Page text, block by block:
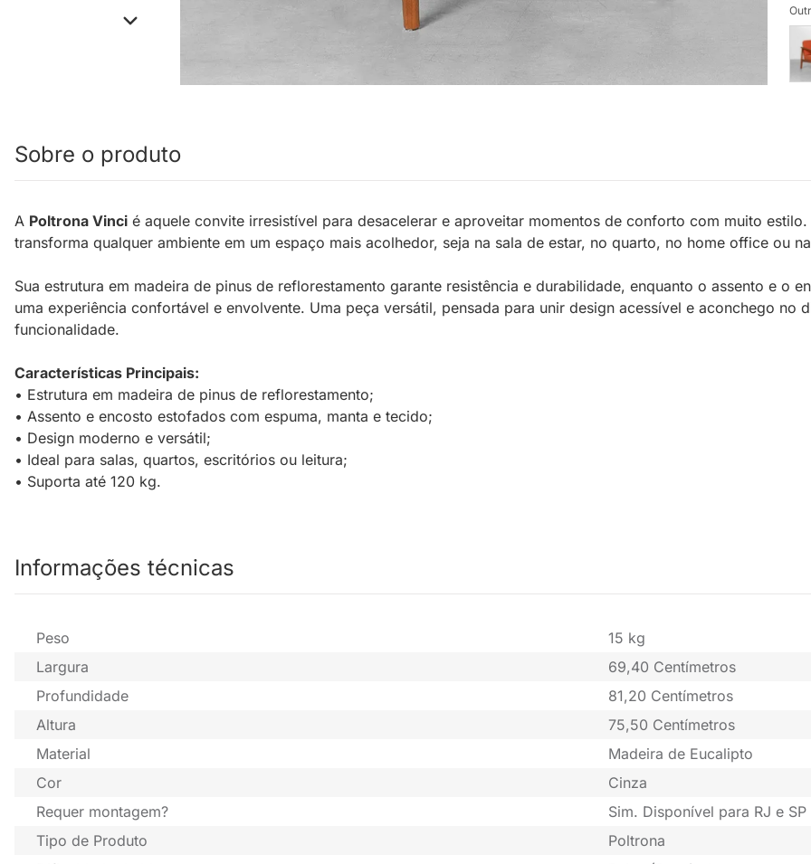
Sobre o produto
A Poltrona Vinci é aquele convite irresistível para desacelerar e aproveitar momentos de conforto com muito
transforma qualquer ambiente em um espaço mais acolhedor, seja na sala de estar, no quarto, no home office ou
Sua estrutura em madeira de pinus de reflorestamento garante resistência e durabilidade, enquanto o assento e o
uma experiência confortável e envolvente. Uma peça versátil, pensada para unir design acessível e aconchego no
funcionalidade.
Características Principais:
• Estrutura em madeira de pinus de reflorestamento;
• Assento e encosto estofados com espuma, manta e tecido;
• Design moderno e versátil;
• Ideal para salas, quartos, escritórios ou leitura;
• Suporta até 120 kg.
Informações técnicas
Peso
15 kg
Largura
69,40 Centímetros
Profundidade
81,20 Centímetros
Altura
75,50 Centímetros
Material
Madeira de Eucalipto
Cor
Cinza
Requer montagem?
Sim. Disponível para RJ e
Tipo de Produto
Poltrona